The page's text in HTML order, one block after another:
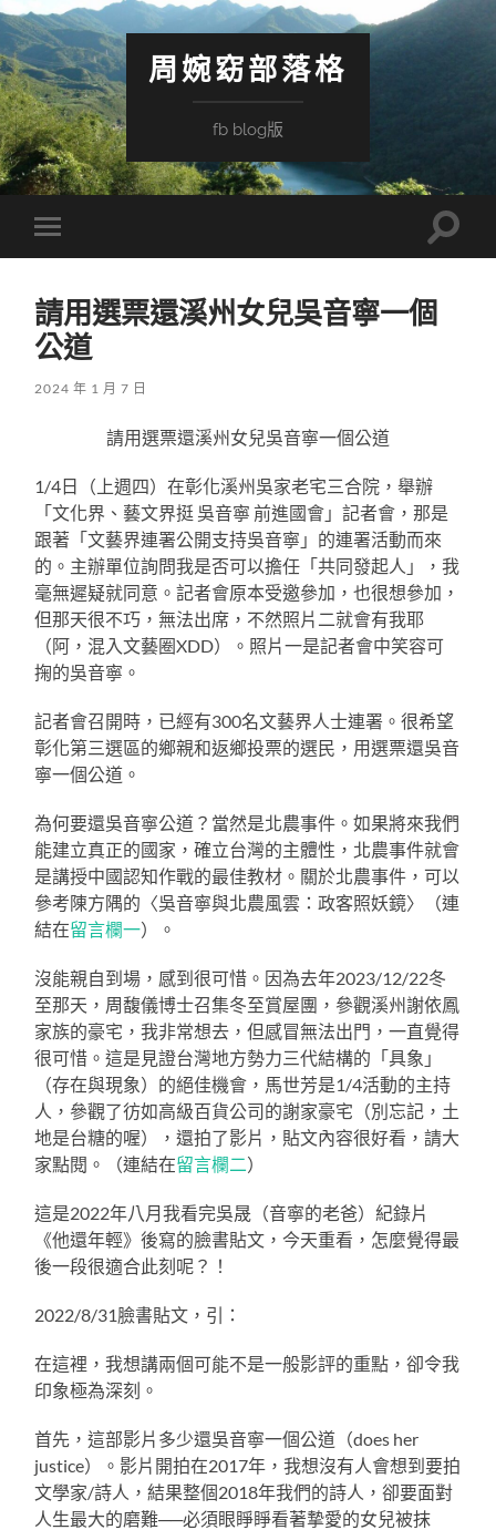
周婉窈部落格
fb blog版
Toggle
mobile
Toggle
請用選票還溪州女兒吳音寧一個
公道
2024 年 1 月 7 日
請用選票還溪州女兒吳音寧一個公道
1/4日（上週四）在彰化溪州吳家老宅三合院，舉辦
「文化界、藝文界挺 吳音寧 前進國會」記者會，那是
跟著「文藝界連署公開支持吳音寧」的連署活動而來
的。主辦單位詢問我是否可以擔任「共同發起人」，我
毫無遲疑就同意。記者會原本受邀參加，也很想參加，
但那天很不巧，無法出席，不然照片二就會有我耶
（阿，混入文藝圈XDD）。照片一是記者會中笑容可
掬的吳音寧。
記者會召開時，已經有300名文藝界人士連署。很希望
彰化第三選區的鄉親和返鄉投票的選民，用選票還吳音
寧一個公道。
為何要還吳音寧公道？當然是北農事件。如果將來我們
能建立真正的國家，確立台灣的主體性，北農事件就會
是講授中國認知作戰的最佳教材。關於北農事件，可以
參考陳方隅的〈吳音寧與北農風雲：政客照妖鏡〉（連
結在留言欄一）。
沒能親自到場，感到很可惜。因為去年2023/12/22冬
至那天，周馥儀博士召集冬至賞屋團，參觀溪州謝依鳳
家族的豪宅，我非常想去，但感冒無法出門，一直覺得
很可惜。這是見證台灣地方勢力三代結構的「具象」
（存在與現象）的絕佳機會，馬世芳是1/4活動的主持
人，參觀了彷如高級百貨公司的謝家豪宅（別忘記，土
地是台糖的喔），還拍了影片，貼文內容很好看，請大
家點閱。（連結在留言欄二）
這是2022年八月我看完吳晟（音寧的老爸）紀錄片
《他還年輕》後寫的臉書貼文，今天重看，怎麼覺得最
後一段很適合此刻呢？！
2022/8/31臉書貼文，引：
在這裡，我想講兩個可能不是一般影評的重點，卻令我
印象極為深刻。
首先，這部影片多少還吳音寧一個公道（does her
justice）。影片開拍在2017年，我想沒有人會想到要拍
文學家/詩人，結果整個2018年我們的詩人，卻要面對
人生最大的磨難──必須眼睜睜看著摯愛的女兒被抹